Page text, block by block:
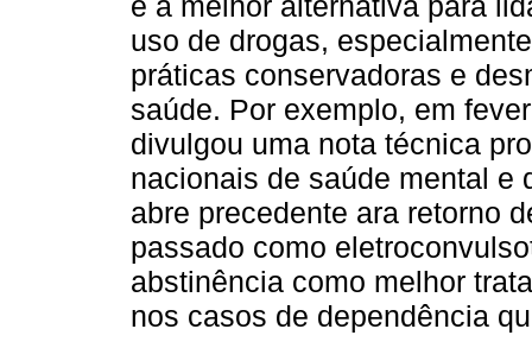
uso de drogas,
práticas conservadoras e
saúde. Por exemplo, em
divulgou uma nota técnica
nacionais de saúde mental e
abre precedente ara retorno
passado como
abstinência como melhor
nos casos de dependência